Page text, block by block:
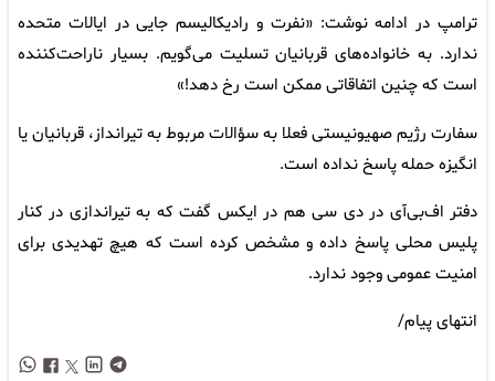
ترامپ در ادامه نوشت: «نفرت و رادیکالیسم جایی در ایالات متحده
ندارد. به خانواده‌های قربانیان تسلیت می‌گویم. بسیار ناراحت‌کننده
است که چنین اتفاقاتی ممکن است رخ دهد!»
سفارت رژیم صهیونیستی فعلا به سؤالات مربوط به تیرانداز، قربانیان یا
انگیزه حمله پاسخ نداده است.
دفتر اف‌بی‌آی در دی سی هم در ایکس گفت که به تیراندازی در کنار
پلیس محلی پاسخ داده و مشخص کرده است که هیچ تهدیدی برای
امنیت عمومی وجود ندارد.
انتهای پیام/